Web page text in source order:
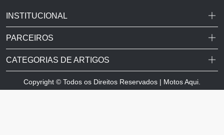
INSTITUCIONAL
PARCEIROS
CATEGORIAS DE ARTIGOS
Copyright © Todos os Direitos Reservados | Motos Aqui.